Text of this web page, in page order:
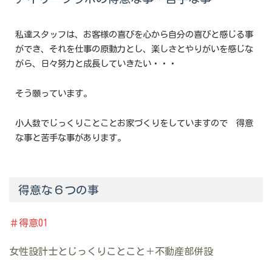
私達スタッフは、お客様の喜びを心から自分の喜びと感じる事
ができ、それを仕事の原動力とし、楽しさとやりがいを感じな
がら、日々努力と成長していきたい・・・
そう願っています。
小人数でじっくりことことお家づくりをしていますので 得意
な事と苦手な事があります。
得意な６つの事
＃得意01
女性設計士とじっくりことこと＋不動産部併設